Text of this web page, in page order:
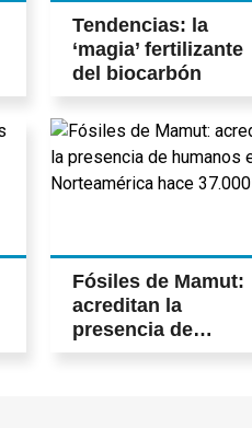
Tendencias: la
‘magia’ fertilizante
del biocarbón
Fósiles de Mamut:
acreditan la
presencia de
humanos en